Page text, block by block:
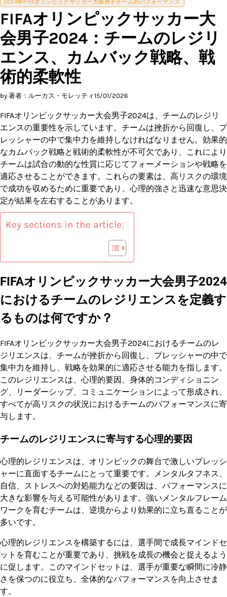
2024年FIFAオリンピックサッカー大会男子チームのパフォーマンス
FIFAオリンピックサッカー大
会男子2024：チームのレジリ
エンス、カムバック戦略、戦
術的柔軟性
by 著者：ルーカス・モレッティ15/01/2026
FIFAオリンピックサッカー大会男子2024は、チームのレジリ
エンスの重要性を示しています。チームは挫折から回復し、プ
レッシャーの中で集中力を維持しなければなりません。効果的
なカムバック戦略と戦術的柔軟性が不可欠であり、これにより
チームは試合の動的な性質に応じてフォーメーションや戦略を
適応させることができます。これらの要素は、高リスクの環境
で成功を収めるために重要であり、心理的強さと迅速な意思決
定が結果を左右することがあります。
Key sections in the article:
FIFAオリンピックサッカー大会男子2024
におけるチームのレジリエンスを定義す
るものは何ですか？
FIFAオリンピックサッカー大会男子2024におけるチームのレ
ジリエンスは、チームが挫折から回復し、プレッシャーの中で
集中力を維持し、戦略を効果的に適応させる能力を指します。
このレジリエンスは、心理的要因、身体的コンディショニン
グ、リーダーシップ、コミュニケーションによって形成され、
すべてが高リスクの状況におけるチームのパフォーマンスに寄
与します。
チームのレジリエンスに寄与する心理的要因
心理的レジリエンスは、オリンピックの舞台で激しいプレッシ
ャーに直面するチームにとって重要です。メンタルタフネス、
自信、ストレスへの対処能力などの要因は、パフォーマンスに
大きな影響を与える可能性があります。強いメンタルフレーム
ワークを育むチームは、逆境からより効果的に立ち直ることが
多いです。
心理的レジリエンスを構築するには、選手間で成長マインドセ
ットを育むことが重要であり、挑戦を成長の機会と捉えるよう
に促します。このマインドセットは、選手が重要な瞬間に冷静
さを保つのに役立ち、全体的なパフォーマンスを向上させま
す。